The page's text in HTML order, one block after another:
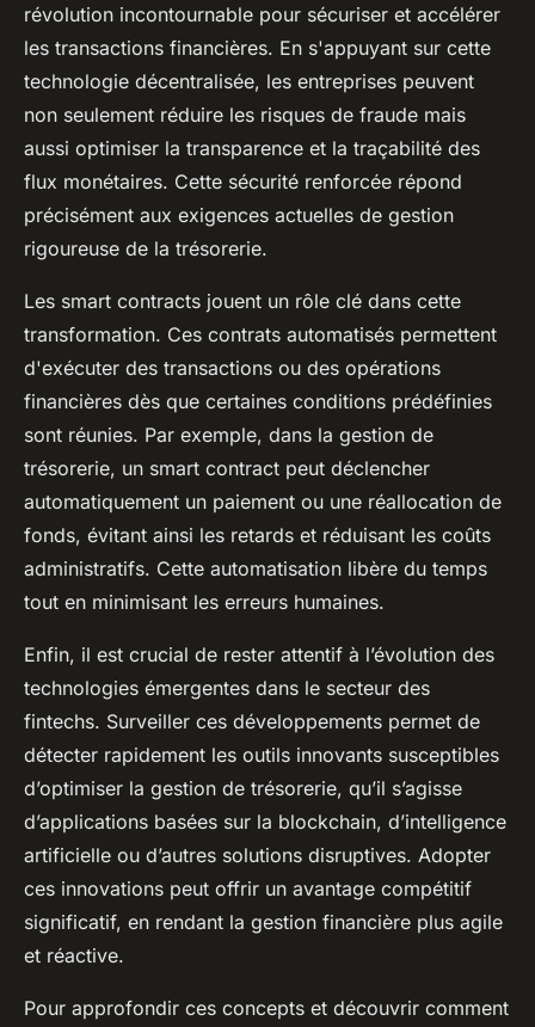
révolution incontournable pour sécuriser et accélérer
les transactions financières. En s'appuyant sur cette
technologie décentralisée, les entreprises peuvent
non seulement réduire les risques de fraude mais
aussi optimiser la transparence et la traçabilité des
flux monétaires. Cette sécurité renforcée répond
précisément aux exigences actuelles de gestion
rigoureuse de la trésorerie.
Les smart contracts jouent un rôle clé dans cette
transformation. Ces contrats automatisés permettent
d'exécuter des transactions ou des opérations
financières dès que certaines conditions prédéfinies
sont réunies. Par exemple, dans la gestion de
trésorerie, un smart contract peut déclencher
automatiquement un paiement ou une réallocation de
fonds, évitant ainsi les retards et réduisant les coûts
administratifs. Cette automatisation libère du temps
tout en minimisant les erreurs humaines.
Enfin, il est crucial de rester attentif à l’évolution des
technologies émergentes dans le secteur des
fintechs. Surveiller ces développements permet de
détecter rapidement les outils innovants susceptibles
d’optimiser la gestion de trésorerie, qu’il s’agisse
d’applications basées sur la blockchain, d’intelligence
artificielle ou d’autres solutions disruptives. Adopter
ces innovations peut offrir un avantage compétitif
significatif, en rendant la gestion financière plus agile
et réactive.
Pour approfondir ces concepts et découvrir comment